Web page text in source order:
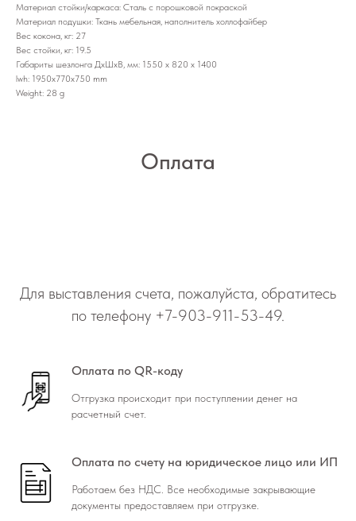
Материал стойки/каркаса: Сталь с порошковой покраской
Материал подушки: Ткань мебельная, наполнитель холлофайбер
Вес кокона, кг: 27
Вес стойки, кг: 19.5
Габариты шезлонга ДхШхВ, мм: 1550 х 820 х 1400
lwh: 1950x770x750 mm
Weight: 28 g
Оплата
Для выставления счета, пожалуйста, обратитесь
по телефону +7-903-911-53-49.
Оплата по QR-коду
Отгрузка происходит при поступлении денег на
расчетный счет.
Оплата по счету на юридическое лицо или ИП
Работаем без НДС. Все необходимые закрывающие
документы предоставляем при отгрузке.